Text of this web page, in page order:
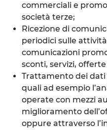
commerciali e
società terze;
Ricezione di
periodici sulle
comunicazioni
sconti, servizi,
Trattamento dei
quali ad esempio
operate con mezzi
miglioramento
oppure attraverso